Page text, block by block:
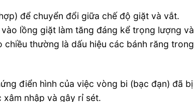
để chuyển đổi giữa chế độ giặt và vắt.
lồng giặt làm tăng đáng kể trọng lượng và
chiều thường là dấu hiệu các bánh răng trong
điển hình của việc vòng bi (bạc đạn) đã bị
nhập và gây rỉ sét.